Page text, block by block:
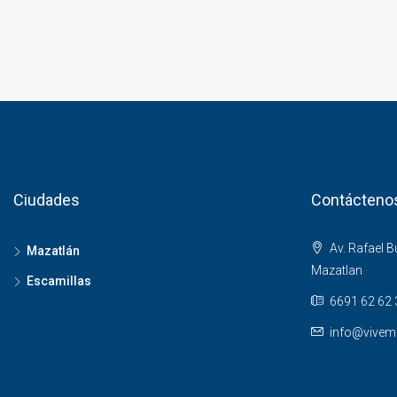
Ciudades
Mazatlán
Escamillas
Av. Rafael
Mazatlan
6691 62 62